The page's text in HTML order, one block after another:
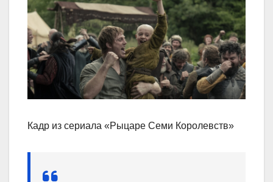
Кадр из сериала «Рыцаре Семи Королевств»